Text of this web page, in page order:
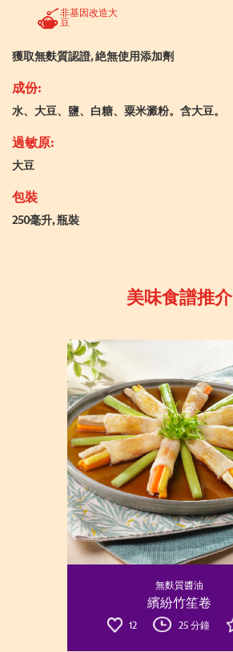
非基因改造大
豆
獲取無麩質認證, 絶無使用添加劑
成份:
水、大豆、鹽、白糖、粟米澱粉。含大豆。
過敏原:
大豆
包裝
250毫升, 瓶裝
美味食譜推介
無麩質醬油
繽紛竹笙卷
12 25 分鐘